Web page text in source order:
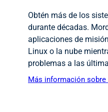
Obtén más de los
durante décadas.
aplicaciones de
Linux o la nube
problemas a las
Más información sobre